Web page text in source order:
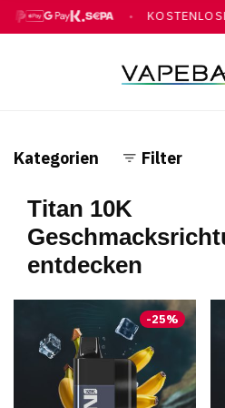
PAY, KLARNA, ÜBERWEISUNG
● MIT DHL
Kategorien Filter
Titan 10K
entdecken
-25%